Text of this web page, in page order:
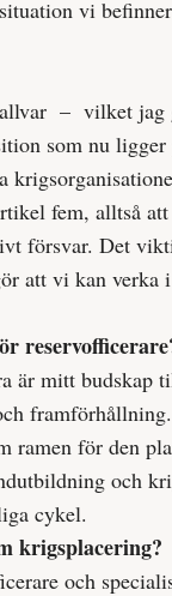
vi
– vilket
som nu
fem, alltså
försvar. Det
att vi kan verka
är mitt budskap
ramen för den
och
cykel.
krigsplacering?
och